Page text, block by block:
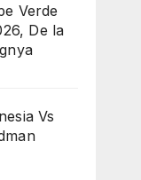
Verde
De la
Vs